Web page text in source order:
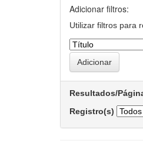
Adicionar filtros:
Utilizar filtros para
Resultados/
Registro(s)